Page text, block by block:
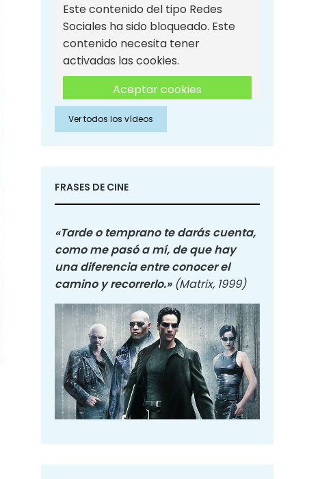
Este contenido del tipo Redes
Sociales ha sido bloqueado. Este
contenido necesita tener
activadas las cookies.
Aceptar cookies
Aceptar cookies de Redes
Sociales
Ver todos los vídeos
FRASES DE CINE
«Tarde o temprano te darás cuenta,
como me pasó a mí, de que hay
una diferencia entre conocer el
camino y recorrerlo.» (Matrix, 1999)